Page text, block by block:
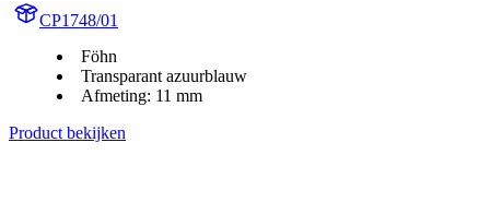
CP1748/01
Föhn
Transparant azuurblauw
Afmeting: 11 mm
Product bekijken